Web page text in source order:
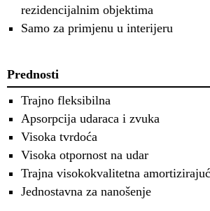
rezidencijalnim objektima
Samo za primjenu u interijeru
Prednosti
Trajno fleksibilna
Apsorpcija udaraca i zvuka
Visoka tvrdoća
Visoka otpornost na udar
Trajna visokokvalitetna
Jednostavna za nanošenje